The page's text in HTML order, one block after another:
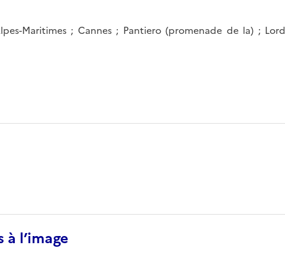
Maritimes ; Cannes ; Pantiero (promenade de la) ; Lord
l’image